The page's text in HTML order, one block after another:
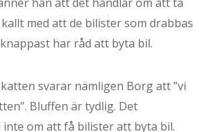
med att de bilister som drabbas
har råd att byta bil.
svarar nämligen Borg att ”vi
Bluffen är tydlig. Det
om att få bilister att byta bil.